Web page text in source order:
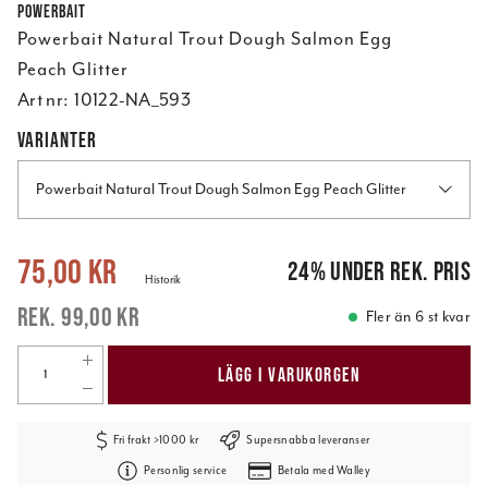
Powerbait
Powerbait Natural Trout Dough Salmon Egg
Peach Glitter
Art nr: 10122-NA_593
VARIANTER
Powerbait Natural Trout Dough Salmon Egg Peach Glitter
Nuvarande pris: 99,00 kr
75,00 kr
99,00 kr
Historik 24%under rek. pris
Fler än 6 st kvar
LÄGG I VARUKORGEN
Fri frakt >1000 kr Supersnabba leveranser
Personlig service Betala med Walley